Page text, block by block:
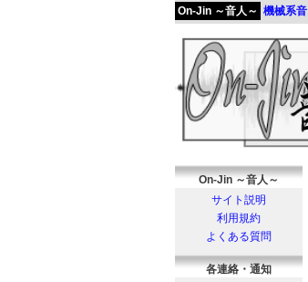
On-Jin ～音人～
サイト説明
利用規約
よくある質問
各連絡・通知
On-Jin ～音人～ 機械系音